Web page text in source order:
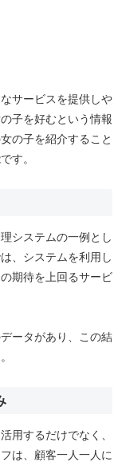
サービスを提供しや
子を好むという情報
の子を紹介すること
す。
システムの一例とし
、システムを利用し
期待を上回るサービ
ータがあり、この結
用するだけでなく、
は、顧客一人一人に